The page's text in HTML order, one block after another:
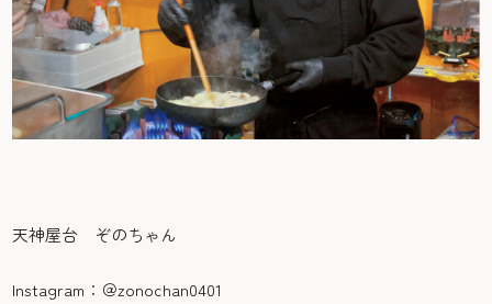
天神屋台 ぞのちゃん
Instagram：＠zonochan0401